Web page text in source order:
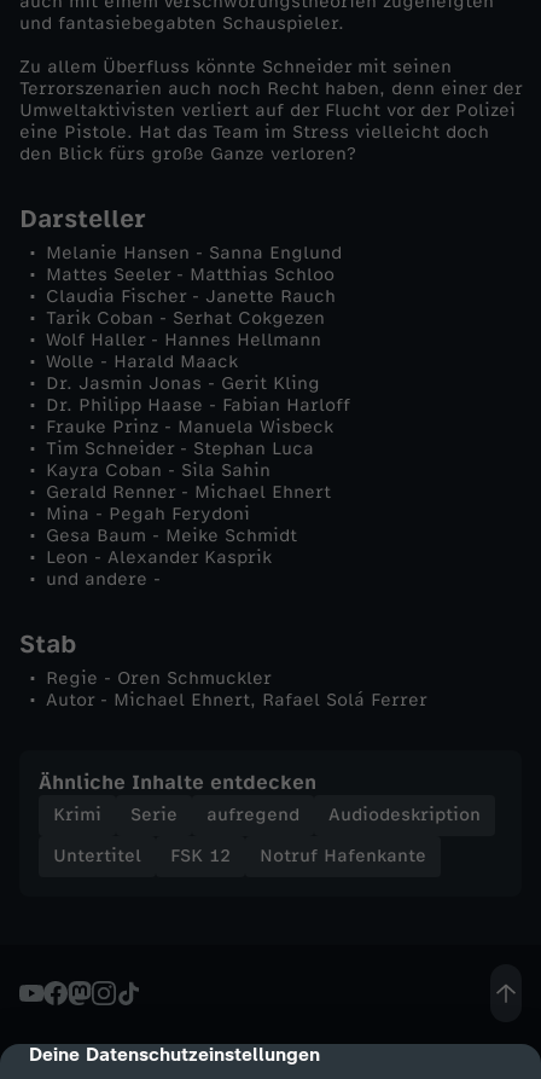
cmp-dialog-description
Deine Datenschutzeinstellungen
e
b
i
g
g
e
r
p
i
c
u
e
und fantasiebegabten Schauspieler.
Zu allem Überfluss könnte Schneider mit seinen
Terrorszenarien auch noch Recht haben, denn einer der
Umweltaktivisten verliert auf der Flucht vor der Polizei
eine Pistole. Hat das Team im Stress vielleicht doch
den Blick fürs große Ganze verloren?
Darsteller
Melanie Hansen - Sanna Englund
Mattes Seeler - Matthias Schloo
Claudia Fischer - Janette Rauch
Tarik Coban - Serhat Cokgezen
Wolf Haller - Hannes Hellmann
Wolle - Harald Maack
Dr. Jasmin Jonas - Gerit Kling
Dr. Philipp Haase - Fabian Harloff
Frauke Prinz - Manuela Wisbeck
Tim Schneider - Stephan Luca
Kayra Coban - Sila Sahin
Gerald Renner - Michael Ehnert
Mina - Pegah Ferydoni
Gesa Baum - Meike Schmidt
Leon - Alexander Kasprik
und andere -
Stab
Regie - Oren Schmuckler
Autor - Michael Ehnert, Rafael Solá Ferrer
Ähnliche Inhalte entdecken
Krimi Serie aufregend
Audiodeskription
Untertitel
FSK 12 Notruf Hafenkante